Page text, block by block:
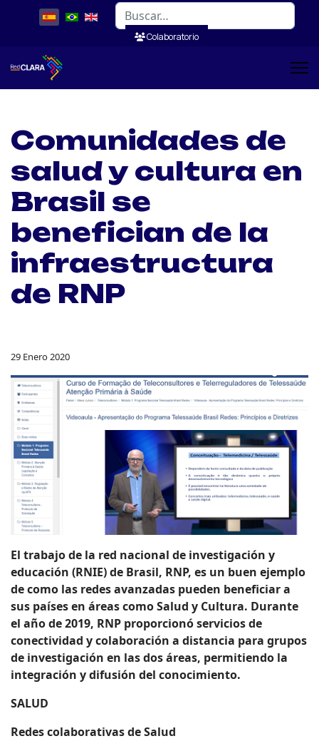
Buscar
Colaboratorio
Comunidades de
salud y cultura en
Brasil se
benefician de la
infraestructura
de RNP
29 Enero 2020
El trabajo de la red nacional de investigación y
educación (RNIE) de Brasil, RNP, es un buen ejemplo
de como las redes avanzadas pueden beneficiar a
sus países en áreas como Salud y Cultura. Durante
el año de 2019, RNP proporcionó servicios de
conectividad y colaboración a distancia para grupos
de investigación en las dos áreas, permitiendo la
integración y difusión del conocimiento.
SALUD
Redes colaborativas de Salud